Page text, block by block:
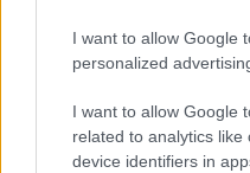
I want to allow Google
personalized
I want to allow Google
related to analytics like
device identifiers in
Rioja finaliza con
gastronómica